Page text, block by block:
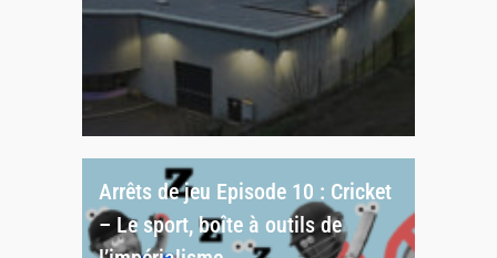
Arrêts de jeu Episode 10 : Cricket
– Le sport, boîte à outils de